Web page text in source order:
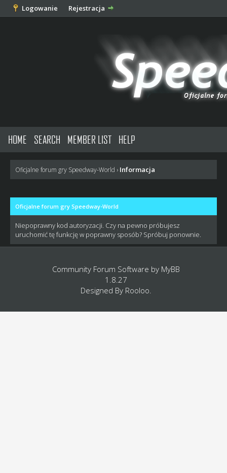
Logowanie Rejestracja
HOME SEARCH MEMBER LIST HELP
Oficjalne forum gry Speedway-World › Informacja
Oficjalne forum gry Speedway-World
Niepoprawny kod autoryzacji. Czy na pewno próbujesz
uruchomić tę funkcję w poprawny sposób? Spróbuj ponownie.
Community Forum Software by MyBB
1.8.27
Designed By Rooloo.